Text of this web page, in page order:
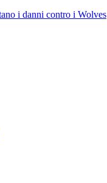
i danni contro i Wolves